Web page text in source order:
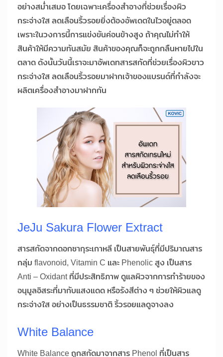
อย่างสม่ำเสมอ โดยเฉพาะเครื่องสำอางที่ช่วยเรื่องผิว
กระจ่างใส ลดเลือนริ้วรอยยิ่งต้องอัพเดตในไวอยู่ตลอด
เพราะในวงการนี้การแข่งขันค่อนข้างสูง ถ้าคุณไม่ทำให้
สินค้าให้มีความทันสมัย สินค้าของคุณก็จะถูกกลืนหายไปใน
ตลาด ดังนั้นวันนี้เราจะมาอัพเดทสารสกัดที่ช่วยเรื่องผิวขาว
กระจ่างใส ลดเลือนริ้วรอยมาฝากเจ้าของแบรนด์ที่กำลังจะ
ผลิตเครื่องสำอางมาฝากกัน
JeJu Sakura Flower Extract
สารสกัดจากดอกซากุระเกาหลี เป็นสายพันธุ์ที่มีปริมาณสาร
กลุ่ม flavonoid, Vitamin C และ Phenolic สูง เป็นสาร
Anti – Oxidant ที่มีประสิทธิภาพ ดูแลผิวจากการทำร้ายของ
อนุมูลอิสระที่มากับแสงแดด หรือรังสีต่าง ๆ ช่วยให้ผิวแลดู
กระจ่างใส อย่างเป็นธรรมชาติ ริ้วรอยแลดูจางลง
White Balance
White Balance ถูกสกัดมาจากสาร Phenol ที่เป็นสาร